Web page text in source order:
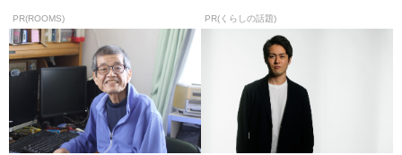
PR(ROOMS) PR(くらしの話題)